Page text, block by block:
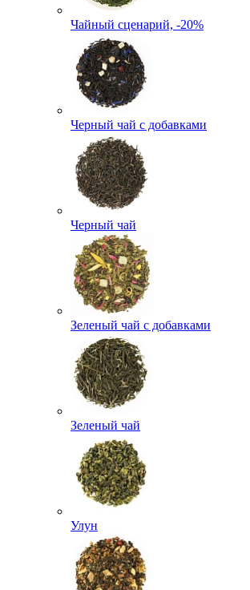
Чайный сценарий, -20%
Черный чай с добавками
Черный чай
Зеленый чай с добавками
Зеленый чай
Улун